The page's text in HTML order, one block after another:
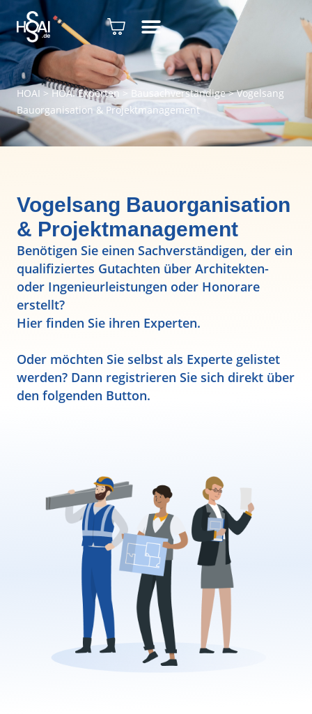
HOAI > HOAI Experten> Bausachverständige>Vogelsang
Bauorganisation & Projektmanagement
Vogelsang Bauorganisation
& Projektmanagement
Benötigen Sie einen Sachverständigen, der ein
qualifiziertes Gutachten über Architekten-
oder Ingenieurleistungen oder Honorare
erstellt?
Hier finden Sie ihren Experten.
Oder möchten Sie selbst als Experte gelistet
werden? Dann registrieren Sie sich direkt über
den folgenden Button.